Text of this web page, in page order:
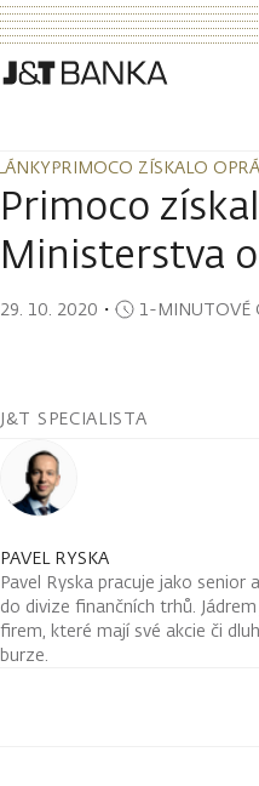
PRIMOCO ZÍSKALO
PRIMOCO ZÍSKALO
Primoco
Ministerstva
29. 10. 2020 ・ 1-MINUTOVÉ
J&T SPECIALISTA
PAVEL RYSKA
Pavel Ryska pracuje jako
do divize finančních trhů.
firem, které mají své akcie či
burze.